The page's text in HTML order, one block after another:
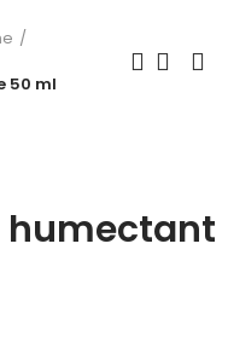
50 ml
humectant